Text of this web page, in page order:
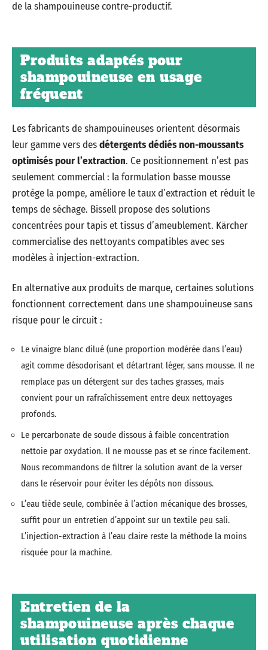
de la shampouineuse contre-productif.
Produits adaptés pour
shampouineuse en usage
fréquent
Les fabricants de shampouineuses orientent désormais
leur gamme vers desdétergents dédiés non-moussants
optimisés pour l’extraction. Ce positionnement n’est pas
seulement commercial : la formulation basse mousse
protège la pompe, améliore le taux d’extraction et réduit le
temps de séchage. Bissell propose des solutions
concentrées pour tapis et tissus d’ameublement. Kärcher
commercialise des nettoyants compatibles avec ses
modèles à injection-extraction.
En alternative aux produits de marque, certaines solutions
fonctionnent correctement dans une shampouineuse sans
risque pour le circuit :
Le vinaigre blanc dilué (une proportion modérée dans l’eau)
agit comme désodorisant et détartrant léger, sans mousse. Il ne
remplace pas un détergent sur des taches grasses, mais
convient pour un rafraîchissement entre deux nettoyages
profonds.
Le percarbonate de soude dissous à faible concentration
nettoie par oxydation. Il ne mousse pas et se rince facilement.
Nous recommandons de filtrer la solution avant de la verser
dans le réservoir pour éviter les dépôts non dissous.
L’eau tiède seule, combinée à l’action mécanique des brosses,
suffit pour un entretien d’appoint sur un textile peu sali.
L’injection-extraction à l’eau claire reste la méthode la moins
risquée pour la machine.
Entretien de la
shampouineuse après chaque
utilisation quotidienne